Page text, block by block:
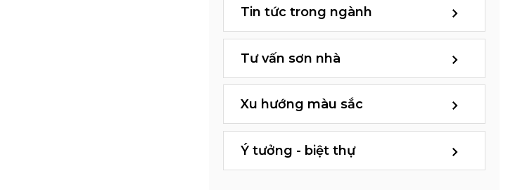
Tin tức trong ngành
Tư vấn sơn nhà
Xu hướng màu sắc
Ý tưởng - biệt thự